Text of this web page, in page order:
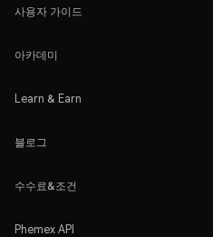
사용자 가이드
아카데미
Learn & Earn
블로그
수수료&조건
Phemex API